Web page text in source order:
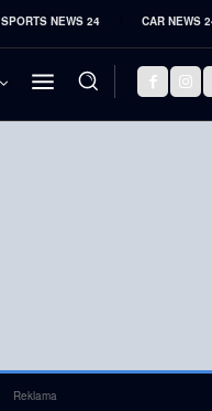
SPORTS NEWS 24 CAR NEWS
Reklama